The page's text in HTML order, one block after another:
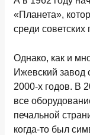
«Планета»,
среди советских
Однако, как и
Ижевский завод
2000-х годов. В
все
печальной
когда-то был